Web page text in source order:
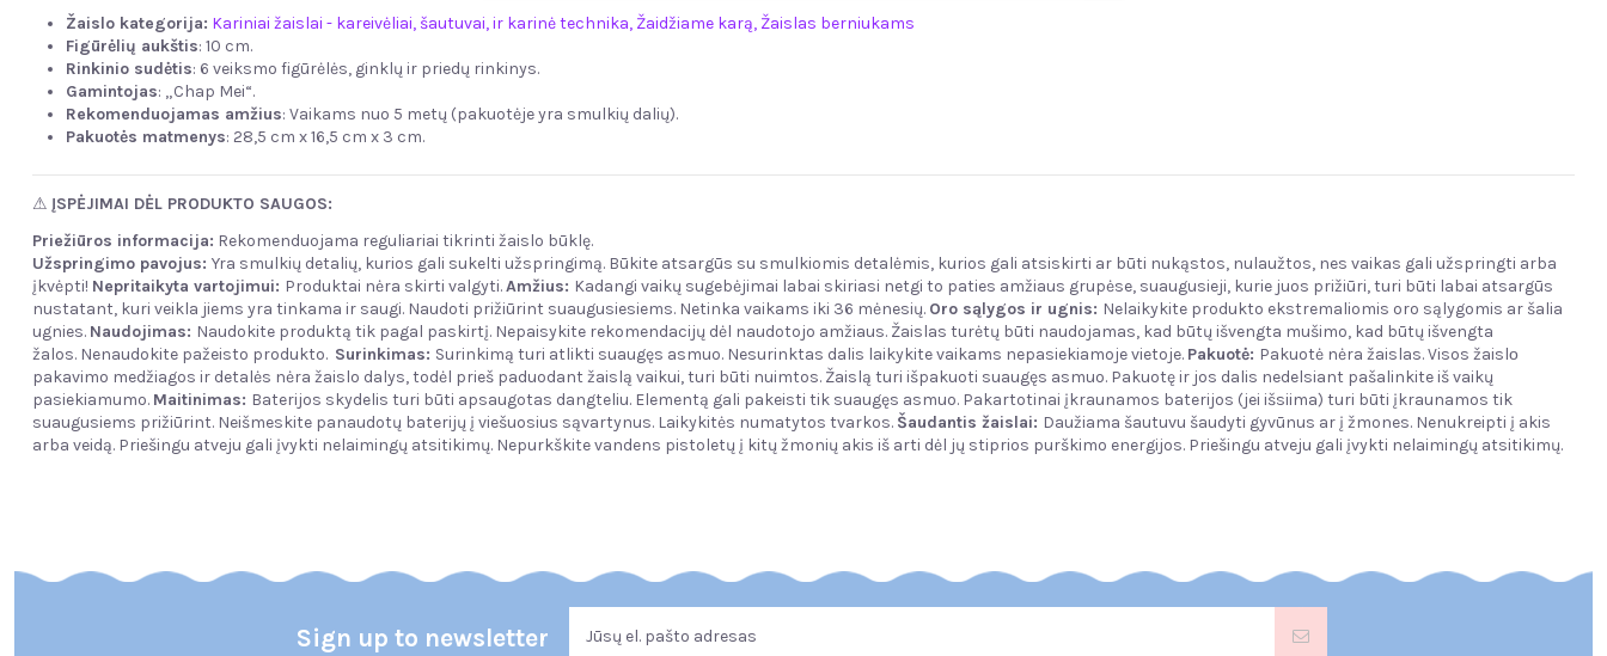
Žaislo kategorija: Kariniai žaislai - kareivėliai, šautuvai, ir karinė technika, Žaidžiame karą, Žaislas berniukams
Figūrėlių aukštis: 10 cm.
Rinkinio sudėtis: 6 veiksmo figūrėlės, ginklų ir priedų rinkinys.
Gamintojas: „Chap Mei“.
Rekomenduojamas amžius: Vaikams nuo 5 metų (pakuotėje yra smulkių dalių).
Pakuotės matmenys: 28,5 cm x 16,5 cm x 3 cm.
⚠ ĮSPĖJIMAI DĖL PRODUKTO SAUGOS:
Priežiūros informacija: Rekomenduojama reguliariai tikrinti žaislo būklę.
Užspringimo pavojus: Yra smulkių detalių, kurios gali sukelti užspringimą. Būkite atsargūs su smulkiomis detalėmis, kurios gali atsiskirti ar būti nukąstos, nulaužtos, nes vaikas gali užspringti arba
įkvėpti! Nepritaikyta vartojimui: Produktai nėra skirti valgyti.Amžius: Kadangi vaikų sugebėjimai labai skiriasi netgi to paties amžiaus grupėse, suaugusieji, kurie juos prižiūri, turi būti labai atsargūs
nustatant, kuri veikla jiems yra tinkama ir saugi. Naudoti prižiūrint suaugusiesiems. Netinka vaikams iki 36 mėnesių. Oro sąlygos ir ugnis: Nelaikykite produkto ekstremaliomis oro sąlygomis ar šalia
ugnies. Naudojimas: Naudokite produktą tik pagal paskirtį. Nepaisykite rekomendacijų dėl naudotojo amžiaus. Žaislas turėtų būti naudojamas, kad būtų išvengta mušimo, kad būtų išvengta
žalos. Nenaudokite pažeisto produkto. Surinkimas: Surinkimą turi atlikti suaugęs asmuo. Nesurinktas dalis laikykite vaikams nepasiekiamoje vietoje. Pakuotė: Pakuotė nėra žaislas. Visos žaislо
pakavimo medžiagos ir detalės nėra žaislo dalys, todėl prieš paduodant žaislą vaikui, turi būti nuimtos. Žaislą turi išpakuoti suaugęs asmuo. Pakuotę ir jos dalis nedelsiant pašalinkite iš vaikų
pasiekiamumo. Maitinimas: Baterijos skydelis turi būti apsaugotas dangteliu. Elementą gali pakeisti tik suaugęs asmuo. Pakartotinai įkraunamos baterijos (jei išsiima) turi būti įkraunamos tik
suaugusiems prižiūrint. Neišmeskite panaudotų baterijų į viešuosius sąvartynus. Laikykitės numatytos tvarkos. Šaudantis žaislai: Daužiama šautuvu šaudyti gyvūnus ar į žmones. Nenukreipti į akis
arba veidą. Priešingu atveju gali įvykti nelaimingų atsitikimų. Nepurkškite vandens pistoletų į kitų žmonių akis iš arti dėl jų stiprios purškimo energijos. Priešingu atveju gali įvykti nelaimingų atsitikimų.
Sign up to newsletter